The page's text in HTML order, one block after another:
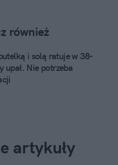
również
i solą ratuje w 38-
upał. Nie potrzeba
artykuły